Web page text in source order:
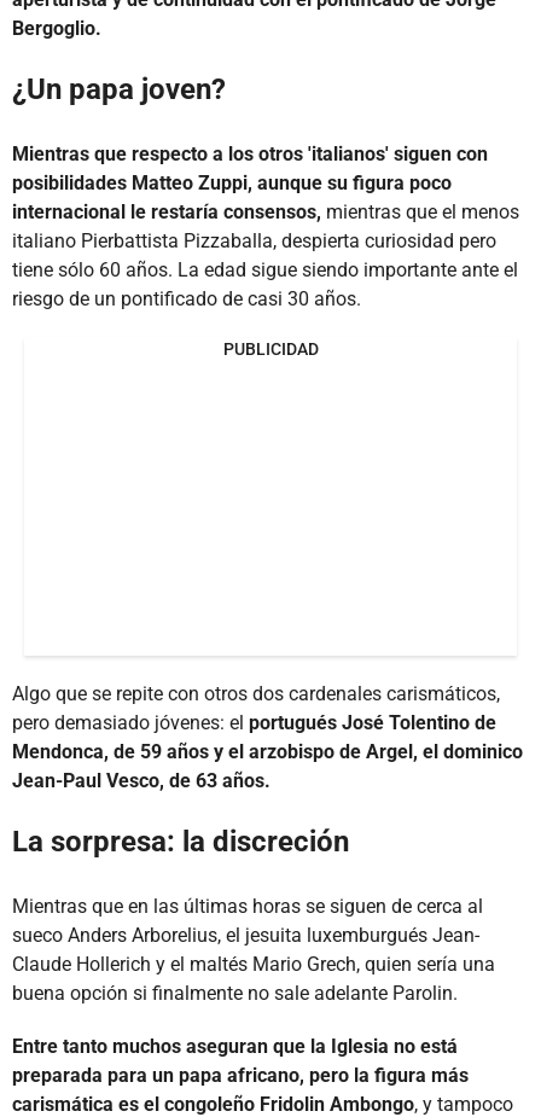
Bergoglio.
¿Un papa joven?
Mientras que respecto a los otros 'italianos' siguen con
posibilidades Matteo Zuppi, aunque su figura poco
internacional le restaría consensos, mientras que el menos
italiano Pierbattista Pizzaballa, despierta curiosidad pero
tiene sólo 60 años. La edad sigue siendo importante ante el
riesgo de un pontificado de casi 30 años.
PUBLICIDAD
Algo que se repite con otros dos cardenales carismáticos,
pero demasiado jóvenes: el portugués José Tolentino de
Mendonca, de 59 años y el arzobispo de Argel, el dominico
Jean-Paul Vesco, de 63 años.
La sorpresa: la discreción
Mientras que en las últimas horas se siguen de cerca al
sueco Anders Arborelius, el jesuita luxemburgués Jean-
Claude Hollerich y el maltés Mario Grech, quien sería una
buena opción si finalmente no sale adelante Parolin.
Entre tanto muchos aseguran que la Iglesia no está
preparada para un papa africano, pero la figura más
carismática es el congoleño Fridolin Ambongo, y tampoco